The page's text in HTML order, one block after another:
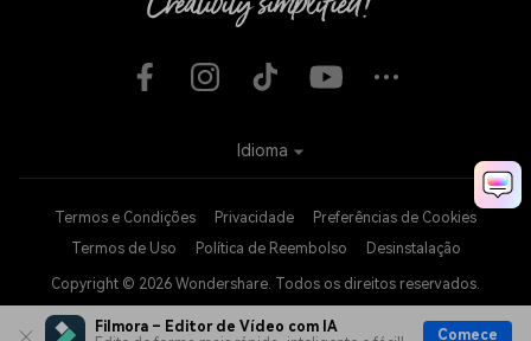
Filmora – Editor de Vídeo com IA
Comece
Termos e Condições Privacidade
Preferências de Cookies
Termos de Uso
Política de Reembolso Desinstalação
Copyright © 2026 Wondershare. Todos os direitos reservados.
Idioma